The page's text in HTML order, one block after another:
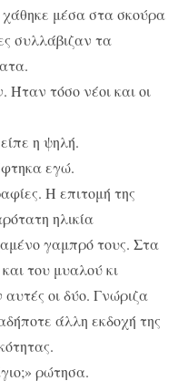
χάθηκε μέσα στα σκούρα
συλλάβιζαν τα
Ήταν τόσο νέοι και οι
η ψηλή.
εγώ.
Η επιτομή της
ηλικία
γαμπρό τους. Στα
του μυαλού κι
οι δύο. Γνώριζα
άλλη εκδοχή της
ρώτησα.